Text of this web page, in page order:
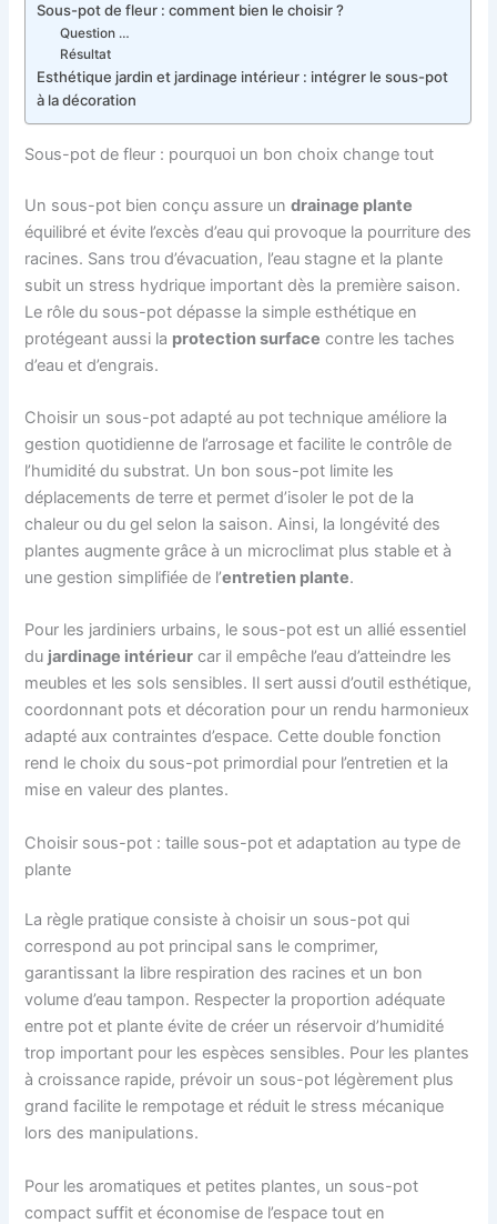
Sous-pot de fleur : comment bien le choisir ?
Question …
Résultat
Esthétique jardin et jardinage intérieur : intégrer le sous-pot
à la décoration
Sous-pot de fleur : pourquoi un bon choix change tout
Un sous-pot bien conçu assure undrainage plante
équilibré et évite l’excès d’eau qui provoque la pourriture des
racines. Sans trou d’évacuation, l’eau stagne et la plante
subit un stress hydrique important dès la première saison.
Le rôle du sous-pot dépasse la simple esthétique en
protégeant aussi la protection surface contre les taches
d’eau et d’engrais.
Choisir un sous-pot adapté au pot technique améliore la
gestion quotidienne de l’arrosage et facilite le contrôle de
l’humidité du substrat. Un bon sous-pot limite les
déplacements de terre et permet d’isoler le pot de la
chaleur ou du gel selon la saison. Ainsi, la longévité des
plantes augmente grâce à un microclimat plus stable et à
une gestion simplifiée de l’entretien plante.
Pour les jardiniers urbains, le sous-pot est un allié essentiel
du jardinage intérieur car il empêche l’eau d’atteindre les
meubles et les sols sensibles. Il sert aussi d’outil esthétique,
coordonnant pots et décoration pour un rendu harmonieux
adapté aux contraintes d’espace. Cette double fonction
rend le choix du sous-pot primordial pour l’entretien et la
mise en valeur des plantes.
Choisir sous-pot : taille sous-pot et adaptation au type de
plante
La règle pratique consiste à choisir un sous-pot qui
correspond au pot principal sans le comprimer,
garantissant la libre respiration des racines et un bon
volume d’eau tampon. Respecter la proportion adéquate
entre pot et plante évite de créer un réservoir d’humidité
trop important pour les espèces sensibles. Pour les plantes
à croissance rapide, prévoir un sous-pot légèrement plus
grand facilite le rempotage et réduit le stress mécanique
lors des manipulations.
Pour les aromatiques et petites plantes, un sous-pot
compact suffit et économise de l’espace tout en